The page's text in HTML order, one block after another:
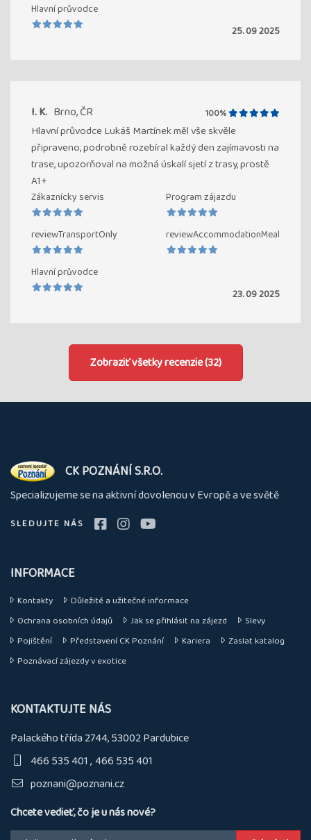
Hlavní průvodce
25. 09 2025
I. K. Brno, ČR 100%
Hlavní průvodce Lukáš Martínek měl vše skvěle
připraveno, podrobně rozebíral každý den zajímavosti na
trase, upozorňoval na možná úskalí sjetí z trasy, prostě
A1+
Zákaznícky servis Program zájazdu
reviewTransportOnly reviewAccommodationMeal
Hlavní průvodce
23. 09 2025
Zobraziť všetky recenzie (32)
O
nás
CK POZNÁNÍ S.R.O.
Specializujeme se na aktivní dovolenou v Evropě a ve světě
SLEDUJTE NÁS
INFORMACE
Kontakty
Důležité a užitečné informace
Ochrana osobních údajů
Jak se přihlásit na zájezd
Slevy
Pojištění
Představení CK Poznání Kariera
Zaslat katalog
Poznávací zájezdy v exotice
KONTAKTUJTE NÁS
Palackého třída 2744, 53002 Pardubice
466 535 401 466 535 401
poznani@poznani.cz
Chcete vedieť, čo je u nás nové?